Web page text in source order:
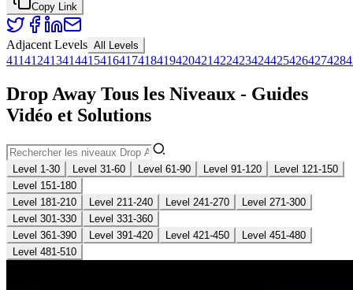
Copy Link
Adjacent Levels All Levels
411412413414415416417418419420421422423424425426427428
Drop Away Tous les Niveaux - Guides
Vidéo et Solutions
Level 1-30 Level 31-60 Level 61-90 Level 91-120
Level 121-150
Level 151-180
Level 181-210
Level 211-240 Level 241-270
Level 271-300
Level 301-330
Level 331-360
Level 361-390
Level 391-420 Level 421-450
Level 451-480
Level 481-510